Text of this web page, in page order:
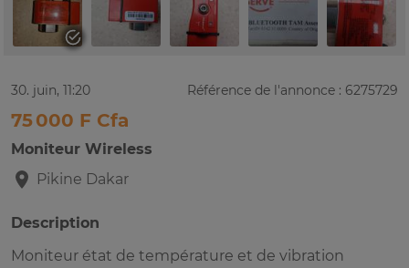
30. juin, 11:20 Référence de l'annonce : 6275729
75 000 F Cfa
Moniteur Wireless
Pikine Dakar
Description
Moniteur état de température et de vibration